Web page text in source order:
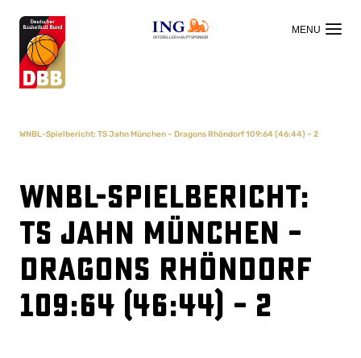
OFFIZIELLER HAUPTSPONSOR
WNBL-Spielbericht: TS Jahn München – Dragons Rhöndorf 109:64 (46:44) – 2
WNBL-Spielbericht:
TS Jahn München –
Dragons Rhöndorf
109:64 (46:44) – 2